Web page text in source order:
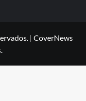
| CoverNews